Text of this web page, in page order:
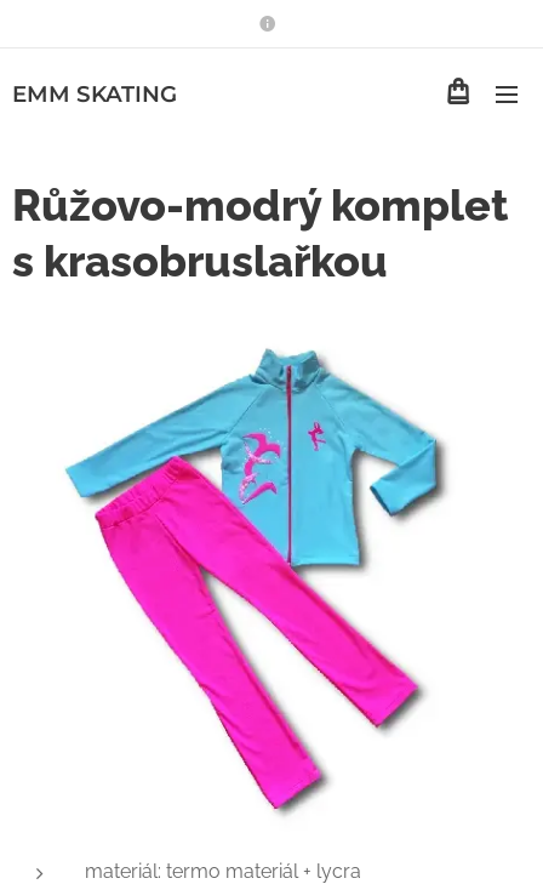
EMM SKATING
Růžovo-modrý komplet
s krasobruslařkou
materiál: termo materiál + lycra